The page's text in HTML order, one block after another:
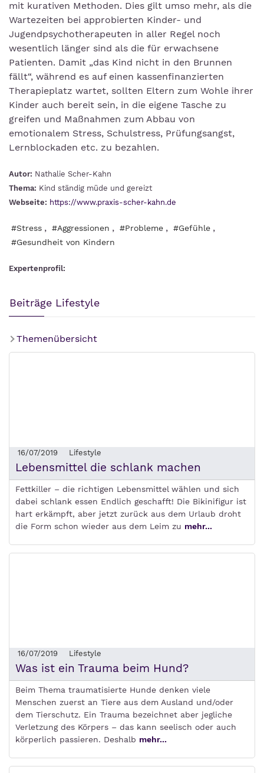
mit kurativen Methoden. Dies gilt umso mehr, als die
Wartezeiten bei approbierten Kinder- und
Jugendpsychotherapeuten in aller Regel noch
wesentlich länger sind als die für erwachsene
Patienten. Damit „das Kind nicht in den Brunnen
fällt“, während es auf einen kassenfinanzierten
Therapieplatz wartet, sollten Eltern zum Wohle ihrer
Kinder auch bereit sein, in die eigene Tasche zu
greifen und Maßnahmen zum Abbau von
emotionalem Stress, Schulstress, Prüfungsangst,
Lernblockaden etc. zu bezahlen.
Autor: Nathalie Scher-Kahn
Thema: Kind ständig müde und gereizt
Webseite: https://www.praxis-scher-kahn.de
#Stress , #Aggressionen , #Probleme , #Gefühle ,
#Gesundheit von Kindern
Expertenprofil:
Beiträge Lifestyle
Themenübersicht
16/07/2019 Lifestyle
Lebensmittel die schlank machen
Fettkiller – die richtigen Lebensmittel wählen und sich
dabei schlank essen Endlich geschafft! Die Bikinifigur ist
hart erkämpft, aber jetzt zurück aus dem Urlaub droht
die Form schon wieder aus dem Leim zu mehr...
16/07/2019 Lifestyle
Was ist ein Trauma beim Hund?
Beim Thema traumatisierte Hunde denken viele
Menschen zuerst an Tiere aus dem Ausland und/oder
dem Tierschutz. Ein Trauma bezeichnet aber jegliche
Verletzung des Körpers – das kann seelisch oder auch
körperlich passieren. Deshalb mehr...